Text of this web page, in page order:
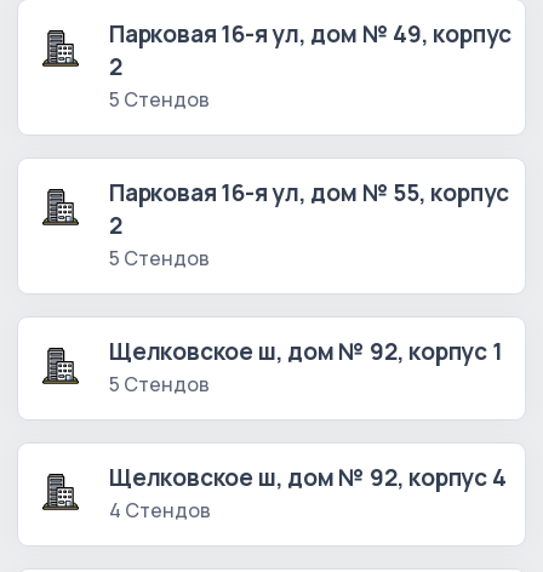
Парковая 16-я ул, дом № 49, корпус
2
5 Стендов
Парковая 16-я ул, дом № 55, корпус
2
5 Стендов
Щелковское ш, дом № 92, корпус 1
5 Стендов
Щелковское ш, дом № 92, корпус 4
4 Стендов